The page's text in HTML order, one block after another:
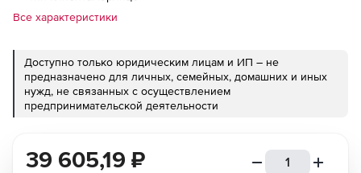
Все характеристики
Доступно только юридическим лицам и ИП – не
предназначено для личных, семейных, домашних и иных
нужд, не связанных с осуществлением
предпринимательской деятельности
39 605,19 ₽